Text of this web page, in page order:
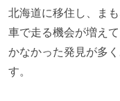
北海道に移住し、ま
車で走る機会が増え
かなかった発見が多
す。